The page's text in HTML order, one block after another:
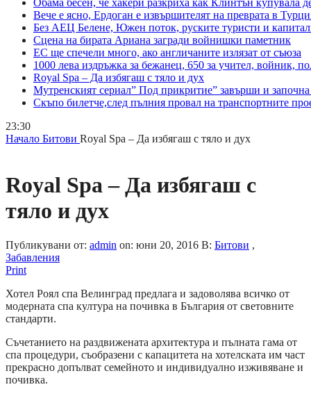
Обама бесен, че хакери разкриха как Клинтън купувала
Вече е ясно, Ердоган е извършителят на преврата в
Без АЕЦ Белене, Южен поток, руските туристи и
Сцена на бирата Ариана загради войнишки паметник
ЕС ще спечели много, ако англичаните излязат от съюза
1000 лева издръжка за бежанец, 650 за учител, войник,
Royal Spa – Да избягаш с тяло и дух
Мутренският сериал” Под прикритие” завърши и
Скъпо билетче,след пълния провал на транспортните
23:30
Начало Битови Royal Spa – Да избягаш с тяло и дух
Royal Spa – Да избягаш с
тяло и дух
Публикувани от: admin on: юни 20, 2016 В: Битови ,
Забавления
Print
Хотел Роял спа Велинград предлага и задоволява всичко от
модерната спа култура на почивка в България от световните
стандарти.
Съчетанието на раздвижената архитектура и пълната гама от
спа процедури, съобразени с капацитета на хотелската им част
прекрасно допълват семейното и индивидуално изживяване и
почивка.